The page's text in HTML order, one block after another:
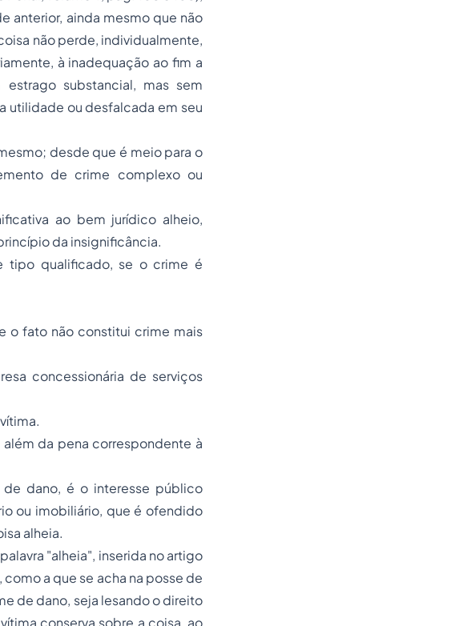
anterior, ainda mesmo que não
não perde, individualmente,
à inadequação ao fim a
substancial, mas sem
utilidade ou desfalcada em seu
desde que é meio para o
de crime complexo ou
ao bem jurídico alheio,
da insignificância.
tipo qualificado, se o crime é
o fato não constitui crime mais
concessionária de serviços
da pena correspondente à
dano, é o interesse público
ou imobiliário, que é ofendido
alheia.
"alheia", inserida no artigo
a que se acha na posse de
de dano, seja lesando o direito
conserva sobre a coisa, ao